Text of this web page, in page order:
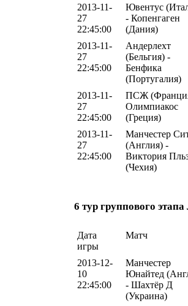
2013-11-
27
22:45:00
Ювентус
- Копенгаген
(Дания)
2013-11-
27
22:45:00
Андерлехт
(Бельгия) -
Бенфика
(Португалия)
2013-11-
27
22:45:00
ПСЖ
Олимпиакос
(Греция)
2013-11-
27
22:45:00
Манчестер
(Англия) -
Виктория
(Чехия)
6 тур группового
Дата
игры
Матч
2013-12-
10
22:45:00
Манчестер
Юнайтед
- Шахтёр Д
(Украина)